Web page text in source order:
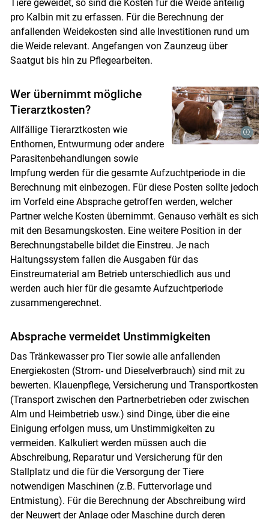
Tiere geweidet, so sind die Kosten für die Weide anteilig
pro Kalbin mit zu erfassen. Für die Berechnung der
anfallenden Weidekosten sind alle Investitionen rund um
die Weide relevant. Angefangen von Zaunzeug über
Saatgut bis hin zu Pflegearbeiten.
Wer übernimmt mögliche
Tierarztkosten?
Allfällige Tierarztkosten wie
Enthornen, Entwurmung oder andere
Parasitenbehandlungen sowie
Impfung werden für die gesamte Aufzuchtperiode in die
Berechnung mit einbezogen. Für diese Posten sollte jedoch
im Vorfeld eine Absprache getroffen werden, welcher
Partner welche Kosten übernimmt. Genauso verhält es sich
mit den Besamungskosten. Eine weitere Position in der
Berechnungstabelle bildet die Einstreu. Je nach
Haltungssystem fallen die Ausgaben für das
Einstreumaterial am Betrieb unterschiedlich aus und
werden auch hier für die gesamte Aufzuchtperiode
zusammengerechnet.
Absprache vermeidet Unstimmigkeiten
Das Tränkewasser pro Tier sowie alle anfallenden
Energiekosten (Strom- und Dieselverbrauch) sind mit zu
bewerten. Klauenpflege, Versicherung und Transportkosten
(Transport zwischen den Partnerbetrieben oder zwischen
Alm und Heimbetrieb usw.) sind Dinge, über die eine
Einigung erfolgen muss, um Unstimmigkeiten zu
vermeiden. Kalkuliert werden müssen auch die
Abschreibung, Reparatur und Versicherung für den
Stallplatz und die für die Versorgung der Tiere
notwendigen Maschinen (z.B. Futtervorlage und
Entmistung). Für die Berechnung der Abschreibung wird
der Neuwert der Anlage oder Maschine durch deren